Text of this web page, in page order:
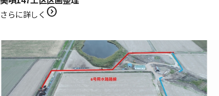
さらに詳しく expand_circle_right